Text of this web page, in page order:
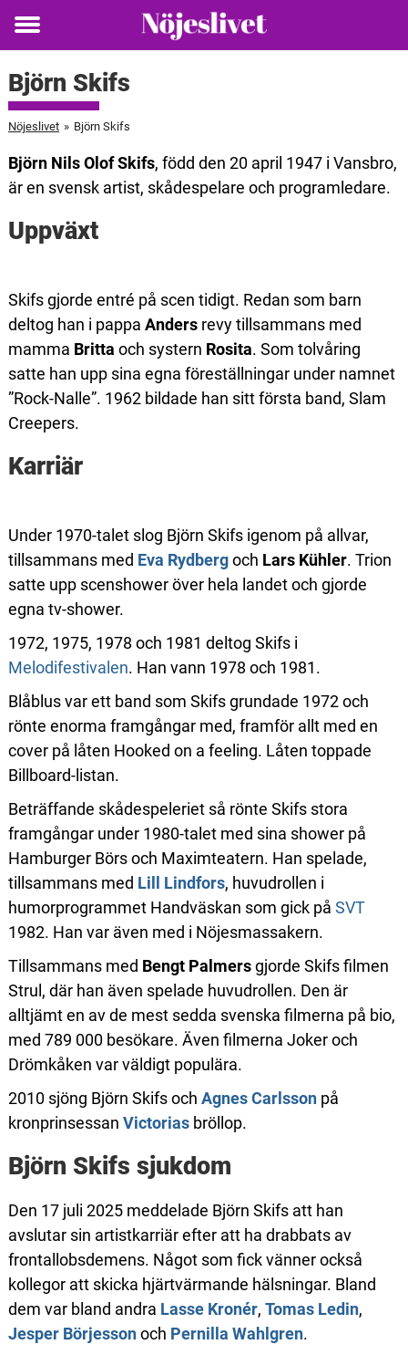
Toggle
Björn Skifs
Nöjeslivet » Björn Skifs
Björn Nils Olof Skifs, född den 20 april 1947 i Vansbro,
är en svensk artist, skådespelare och programledare.
Uppväxt
Skifs gjorde entré på scen tidigt. Redan som barn
deltog han i pappa Andersrevy tillsammans med
mamma Britta och systern Rosita. Som tolvåring
satte han upp sina egna föreställningar under namnet
”Rock-Nalle”. 1962 bildade han sitt första band, Slam
Creepers.
Karriär
Under 1970-talet slog Björn Skifs igenom på allvar,
tillsammans med Eva Rydbergoch Lars Kühler. Trion
satte upp scenshower över hela landet och gjorde
egna tv-shower.
1972, 1975, 1978 och 1981 deltog Skifs i
Melodifestivalen. Han vann 1978 och 1981.
Blåblus var ett band som Skifs grundade 1972 och
rönte enorma framgångar med, framför allt med en
cover på låten Hooked on a feeling. Låten toppade
Billboard-listan.
Beträffande skådespeleriet så rönte Skifs stora
framgångar under 1980-talet med sina shower på
Hamburger Börs och Maximteatern. Han spelade,
tillsammans med Lill Lindfors, huvudrollen i
humorprogrammet Handväskan som gick på SVT
1982. Han var även med i Nöjesmassakern.
Tillsammans med Bengt Palmersgjorde Skifs filmen
Strul, där han även spelade huvudrollen. Den är
alltjämt en av de mest sedda svenska filmerna på bio,
med 789 000 besökare. Även filmerna Joker och
Drömkåken var väldigt populära.
2010 sjöng Björn Skifs och Agnes Carlssonpå
kronprinsessan Victoriasbröllop.
Björn Skifs sjukdom
Den 17 juli 2025 meddelade Björn Skifs att han
avslutar sin artistkarriär efter att ha drabbats av
frontallobsdemens. Något som fick vänner också
kollegor att skicka hjärtvärmande hälsningar. Bland
dem var bland andra Lasse Kronér, Tomas Ledin,
Jesper Börjessonoch Pernilla Wahlgren.